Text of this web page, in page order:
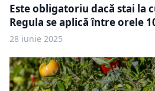
Este obligatoriu dacă stai la
Regula se aplică între orele
28 iunie 2025